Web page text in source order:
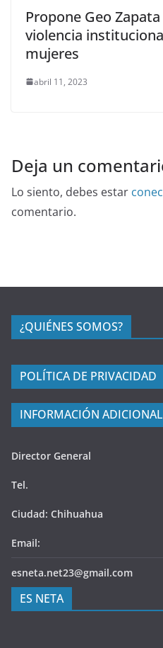
Propone Geo
violencia
mujeres
abril 11, 2023
Deja un
Lo siento, debes estar
comentario.
¿QUIÉNES SOMOS?
POLÍTICA DE PRIVACIDAD
INFORMACIÓN ADICIONAL
Director General
Tel.
Ciudad: Chihuahua
Email:
esneta.net23@gmail.com
ES NETA